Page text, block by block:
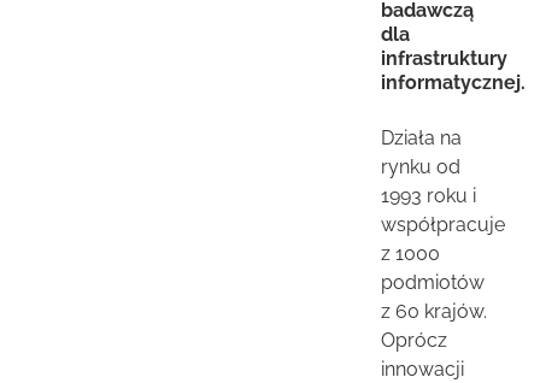
badawczą
dla
infrastruktury
informatycznej.
Działa na
rynku od
1993 roku i
współpracuje
z 1000
podmiotów
z 60 krajów.
Oprócz
innowacji